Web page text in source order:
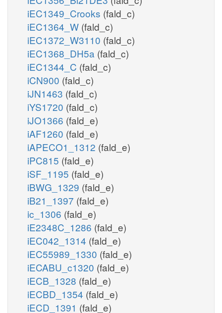
iEC1349_Crooks (fald_c)
iEC1364_W (fald_c)
iEC1372_W3110 (fald_c)
iEC1368_DH5a (fald_c)
iEC1344_C (fald_c)
iCN900 (fald_c)
iJN1463 (fald_c)
iYS1720 (fald_c)
iJO1366 (fald_e)
iAF1260 (fald_e)
iAPECO1_1312 (fald_e)
iPC815 (fald_e)
iSF_1195 (fald_e)
iBWG_1329 (fald_e)
iB21_1397 (fald_e)
ic_1306 (fald_e)
iE2348C_1286 (fald_e)
iEC042_1314 (fald_e)
iEC55989_1330 (fald_e)
iECABU_c1320 (fald_e)
iECB_1328 (fald_e)
iECBD_1354 (fald_e)
iECD_1391 (fald_e)